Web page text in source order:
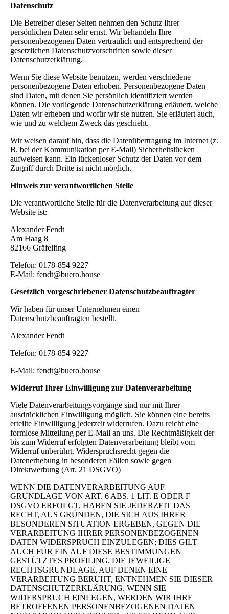
Datenschutz
Die Betreiber dieser Seiten nehmen den Schutz Ihrer
persönlichen Daten sehr ernst. Wir behandeln Ihre
personenbezogenen Daten vertraulich und entsprechend der
gesetzlichen Datenschutzvorschriften sowie dieser
Datenschutzerklärung.
Wenn Sie diese Website benutzen, werden verschiedene
personenbezogene Daten erhoben. Personenbezogene Daten
sind Daten, mit denen Sie persönlich identifiziert werden
können. Die vorliegende Datenschutzerklärung erläutert, welche
Daten wir erheben und wofür wir sie nutzen. Sie erläutert auch,
wie und zu welchem Zweck das geschieht.
Wir weisen darauf hin, dass die Datenübertragung im Internet (z.
B. bei der Kommunikation per E-Mail) Sicherheitslücken
aufweisen kann. Ein lückenloser Schutz der Daten vor dem
Zugriff durch Dritte ist nicht möglich.
Hinweis zur verantwortlichen Stelle
Die verantwortliche Stelle für die Datenverarbeitung auf dieser
Website ist:
Alexander Fendt
Am Haag 8
82166 Gräfelfing
Telefon: 0178-854 9227
E-Mail: fendt@buero.house
Gesetzlich vorgeschriebener Datenschutzbeauftragter
Wir haben für unser Unternehmen einen
Datenschutzbeauftragten bestellt.
Alexander Fendt
Telefon: 0178-854 9227
E-Mail: fendt@buero.house
Widerruf Ihrer Einwilligung zur Datenverarbeitung
Viele Datenverarbeitungsvorgänge sind nur mit Ihrer
ausdrücklichen Einwilligung möglich. Sie können eine bereits
erteilte Einwilligung jederzeit widerrufen. Dazu reicht eine
formlose Mitteilung per E-Mail an uns. Die Rechtmäßigkeit der
bis zum Widerruf erfolgten Datenverarbeitung bleibt vom
Widerruf unberührt. Widerspruchsrecht gegen die
Datenerhebung in besonderen Fällen sowie gegen
Direktwerbung (Art. 21 DSGVO)
WENN DIE DATENVERARBEITUNG AUF
GRUNDLAGE VON ART. 6 ABS. 1 LIT. E ODER F
DSGVO ERFOLGT, HABEN SIE JEDERZEIT DAS
RECHT, AUS GRÜNDEN, DIE SICH AUS IHRER
BESONDEREN SITUATION ERGEBEN, GEGEN DIE
VERARBEITUNG IHRER PERSONENBEZOGENEN
DATEN WIDERSPRUCH EINZULEGEN; DIES GILT
AUCH FÜR EIN AUF DIESE BESTIMMUNGEN
GESTÜTZTES PROFILING. DIE JEWEILIGE
RECHTSGRUNDLAGE, AUF DENEN EINE
VERARBEITUNG BERUHT, ENTNEHMEN SIE DIESER
DATENSCHUTZERKLÄRUNG. WENN SIE
WIDERSPRUCH EINLEGEN, WERDEN WIR IHRE
BETROFFENEN PERSONENBEZOGENEN DATEN